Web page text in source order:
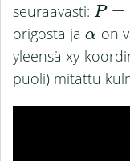
seuraavasti: P =
P= (r,
origosta ja α
α on
yleensä xy-
puoli) mitattu